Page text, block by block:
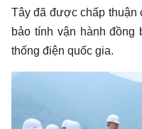
Tây đã được chấp
bảo tính vận hành đồng
thống điện quốc gia.